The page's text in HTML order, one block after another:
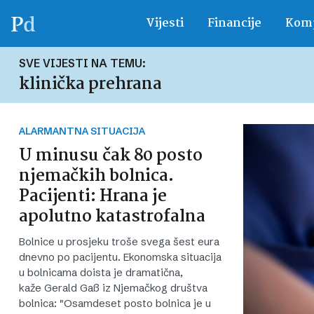
Vijesti Financije
SVE VIJESTI NA TEMU:
klinička prehrana
ALARMANTNA SITUACIJA
U minusu čak 80 posto
njemačkih bolnica.
Pacijenti: Hrana je
apolutno katastrofalna
Bolnice u prosjeku troše svega šest eura
dnevno po pacijentu. Ekonomska situacija
u bolnicama doista je dramatična,
kaže Gerald Gaß iz Njemačkog društva
bolnica: "Osamdeset posto bolnica je u